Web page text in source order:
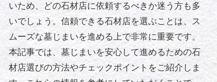
いため、どの石材店に依頼するべきか迷う方も多
いでしょう。信頼できる石材店を選ぶことは、ス
ムーズな墓じまいを進める上で非常に重要です。
本記事では、墓じまいを安心して進めるための石
材店選びの方法やチェックポイントをご紹介しま